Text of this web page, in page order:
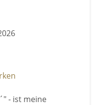
- ist meine